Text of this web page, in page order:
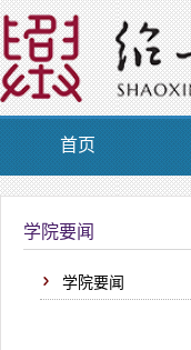
首页
学院要闻
学院要闻